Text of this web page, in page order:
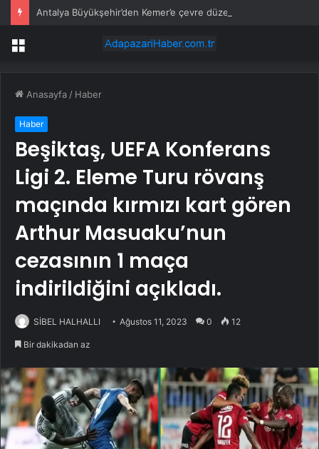
Antalya Büyükşehir’den Kemer’e çevre düzenleme
Menü
Anasayfa / Haber
Haber
Beşiktaş, UEFA Konferans
Ligi 2. Eleme Turu rövanş
maçında kırmızı kart gören
Arthur Masuaku’nun
cezasının 1 maça
indirildiğini açıkladı.
SİBEL HALHALLI Ağustos 11, 2023 0 12
Bir dakikadan az